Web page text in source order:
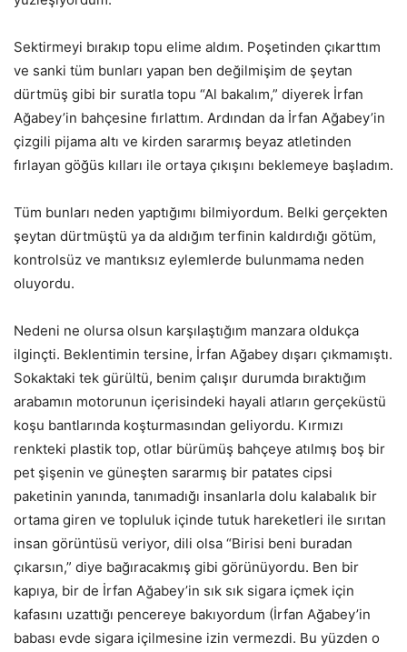
Sektirmeyi bırakıp topu elime aldım. Poşetinden çıkarttım
ve sanki tüm bunları yapan ben değilmişim de şeytan
dürtmüş gibi bir suratla topu “Al bakalım,” diyerek İrfan
Ağabey’in bahçesine fırlattım. Ardından da İrfan Ağabey’in
çizgili pijama altı ve kirden sararmış beyaz atletinden
fırlayan göğüs kılları ile ortaya çıkışını beklemeye başladım.
Tüm bunları neden yaptığımı bilmiyordum. Belki gerçekten
şeytan dürtmüştü ya da aldığım terfinin kaldırdığı götüm,
kontrolsüz ve mantıksız eylemlerde bulunmama neden
oluyordu.
Nedeni ne olursa olsun karşılaştığım manzara oldukça
ilginçti. Beklentimin tersine, İrfan Ağabey dışarı çıkmamıştı.
Sokaktaki tek gürültü, benim çalışır durumda bıraktığım
arabamın motorunun içerisindeki hayali atların gerçeküstü
koşu bantlarında koşturmasından geliyordu. Kırmızı
renkteki plastik top, otlar bürümüş bahçeye atılmış boş bir
pet şişenin ve güneşten sararmış bir patates cipsi
paketinin yanında, tanımadığı insanlarla dolu kalabalık bir
ortama giren ve topluluk içinde tutuk hareketleri ile sırıtan
insan görüntüsü veriyor, dili olsa “Birisi beni buradan
çıkarsın,” diye bağıracakmış gibi görünüyordu. Ben bir
kapıya, bir de İrfan Ağabey’in sık sık sigara içmek için
kafasını uzattığı pencereye bakıyordum (İrfan Ağabey’in
babası evde sigara içilmesine izin vermezdi. Bu yüzden o